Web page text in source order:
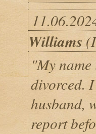
Williams
"My
divorced.
husband,
report